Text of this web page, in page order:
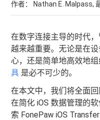
作者： Nathan E. Malpass,
在数字连接主导的时代
越来越重要。无论是在
心，还是简单地高效地
具 是必不可少的。
在本文中，我们将全面
在简化 iOS 数据管理的
索 FonePaw iOS